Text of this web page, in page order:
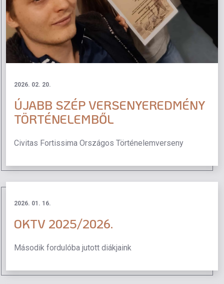
2026. 02. 20.
ÚJABB SZÉP VERSENYEREDMÉNY
TÖRTÉNELEMBŐL
Civitas Fortissima Országos Történelemverseny
2026. 01. 16.
OKTV 2025/2026.
Második fordulóba jutott diákjaink